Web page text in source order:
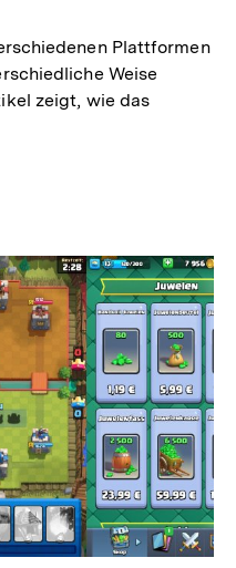
Plattformen
Weise
zeigt, wie das